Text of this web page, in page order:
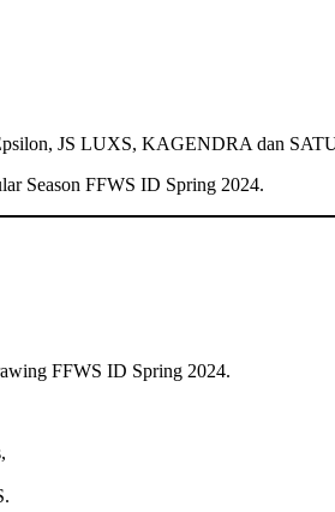
JS LUXS, KAGENDRA dan
Season FFWS ID Spring 2024.
FFWS ID Spring 2024.